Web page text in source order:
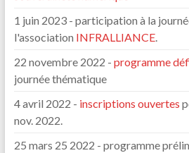
1 juin 2023 - participation à la
l'association INFRALLIANCE.
22 novembre 2022 - programme
journée thématique
4 avril 2022 - inscriptions ouvertes
nov. 2022.
25 mars 25 2022 - programme